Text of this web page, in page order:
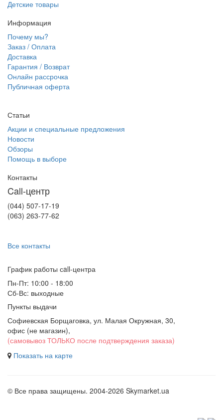
Детские товары
Информация
Почему мы?
Заказ / Оплата
Доставка
Гарантия / Возврат
Онлайн рассрочка
Публичная оферта
Статьи
Акции и специальные предложения
Новости
Обзоры
Помощь в выборе
Контакты
Call-центр
(044) 507-17-19
(063) 263-77-62
Все контакты
График работы сall-центра
Пн-Пт: 10:00 - 18:00
Сб-Вс: выходные
Пункты выдачи
Софиевская Борщаговка, ул. Малая Окружная, 30,
офис (не магазин),
(самовывоз ТОЛЬКО после подтверждения заказа)
Показать на карте
© Все права защищены. 2004-2026 Skymarket.ua